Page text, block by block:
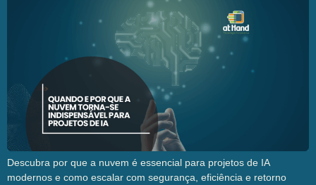
Descubra por que a nuvem é essencial para projetos de IA
modernos e como escalar com segurança, eficiência e retorno